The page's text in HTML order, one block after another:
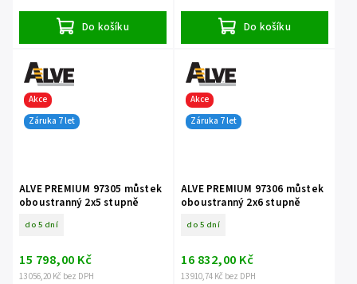
Do košíku Do košíku
Akce
Záruka 7 let
ALVE PREMIUM 97305 můstek
oboustranný 2x5 stupně
do 5 dní
13 056,20 Kč bez DPH
15 798,00 Kč
Akce
Záruka 7 let
ALVE PREMIUM 97306 můstek
oboustranný 2x6 stupně
do 5 dní
13 910,74 Kč bez DPH
16 832,00 Kč